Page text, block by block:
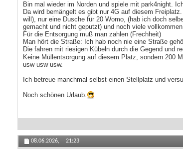
Bin mal wieder im Norden und spiele mit park4night.
Da wird bemängelt es gibt nur 4G auf diesem
will), nur eine Dusche für 20 Womo, (hab ich doch
gemacht und nicht geputzt) und noch viele
Für die Entsorgung muß man zahlen (Frechheit)
Man hört die Straße: Ich hab noch nie eine Straße
Die fahren mit riesigen Kübeln durch die Gegend und
Keine Müllentsorgung auf diesem Platz, sondern 200
usw usw usw.
Ich betreue manchmal selbst einen Stellplatz und
Noch schönen Urlaub.
08.06.2026, 21:23